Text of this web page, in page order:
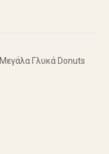
Μεγάλα Γλυκά Donuts